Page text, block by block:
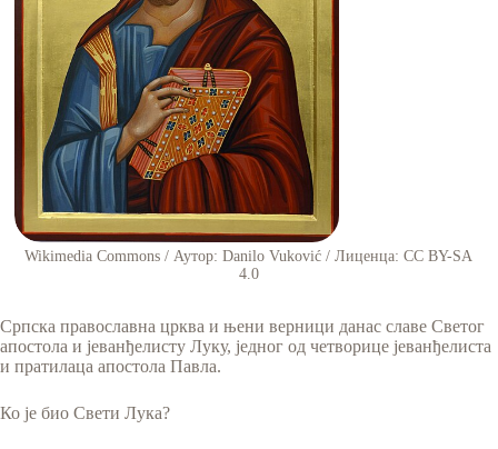
Wikimedia Commons / Аутор: Danilo Vuković / Лиценца: CC BY-SA
4.0
Српска православна црква и њени верници данас славе Светог
апостола и јеванђелисту Луку, једног од четворице јеванђелиста
и пратилаца апостола Павла.
Ко је био Свети Лука?